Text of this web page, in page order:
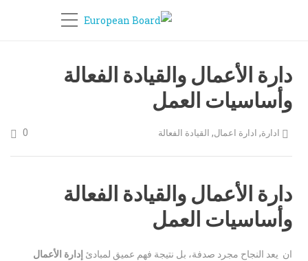
دارة الأعمال والقيادة الفعالة
وأساسيات العمل
ادارة, ادارة اعمال, القيادة الفعالة 0
دارة الأعمال والقيادة الفعالة
وأساسيات العمل
ان يعد النجاح مجرد صدفة، بل نتيجة فهم عميق لمبادئ إدارة الأعمال